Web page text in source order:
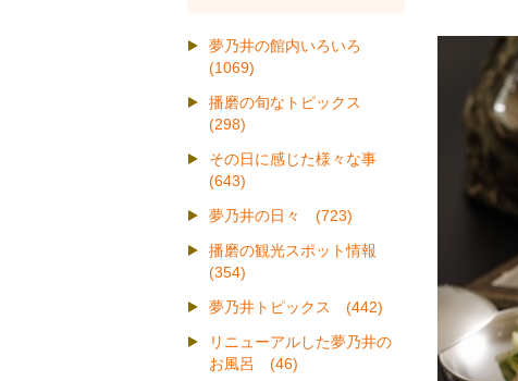
夢乃井の館内いろいろ
(1069)
播磨の旬なトピックス
(298)
その日に感じた様々な事
(643)
夢乃井の日々 (723)
播磨の観光スポット情報
(354)
夢乃井トピックス (442)
リニューアルした夢乃井の
お風呂 (46)